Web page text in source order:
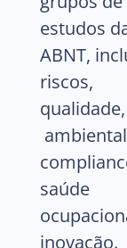
estudos
ABNT,
riscos,
qualidade,
saúde
inovação.